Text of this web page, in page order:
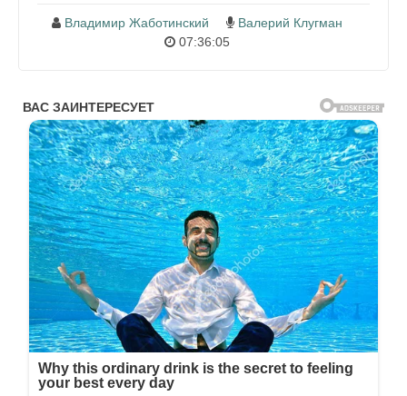
Владимир Жаботинский
Валерий Клугман
07:36:05